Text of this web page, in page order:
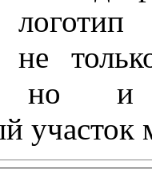
логотип
но и
участок